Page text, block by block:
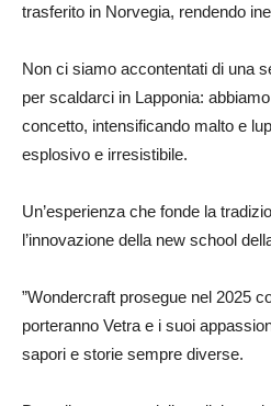
trasferito in Norvegia, rendendo
Non ci siamo accontentati di una
per scaldarci in Lapponia:
concetto, intensificando malto e
esplosivo e irresistibile.
Un’esperienza che fonde la
l’innovazione della new school
”Wondercraft prosegue nel 2025
porteranno Vetra e i suoi
sapori e storie sempre diverse.